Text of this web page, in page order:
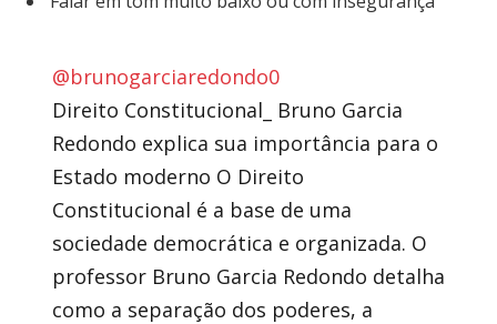
@brunogarciaredondo0
Direito Constitucional_ Bruno Garcia
Redondo explica sua importância para o
Estado moderno O Direito
Constitucional é a base de uma
sociedade democrática e organizada. O
professor Bruno Garcia Redondo detalha
como a separação dos poderes, a